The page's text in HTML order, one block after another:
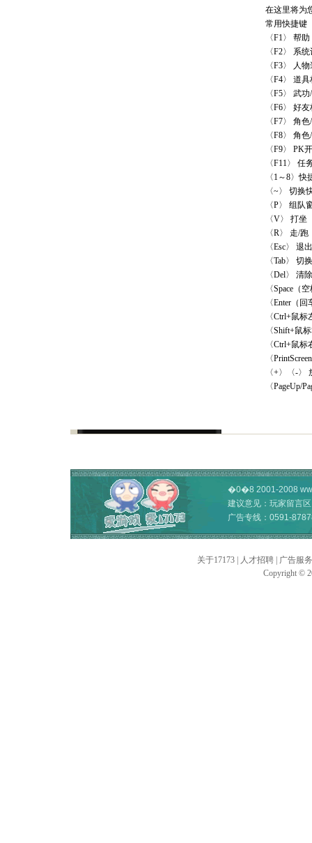
在这里将为
常用快捷键
〈F1〉 帮助
〈F2〉 系
〈F3〉 人
〈F4〉 道
〈F5〉 武
〈F6〉 好
〈F7〉 角
〈F8〉 角
〈F9〉 PK
〈F11〉 任
〈1～8〉快
〈~〉 切换
〈P〉 组队
〈V〉 打坐
〈R〉 走/跑
〈Esc〉 退
〈Tab〉 切
〈Del〉 清
〈Space（
〈Enter（
〈Ctrl+鼠
〈Shift+鼠
〈Ctrl+鼠
〈
〈+〉〈-〉
〈PageUp/
�0�8 2001-2008
建议意见： 玩家留言区
广告专线： 0591-
关于17173 人才招聘
广告服务
Copyright ©